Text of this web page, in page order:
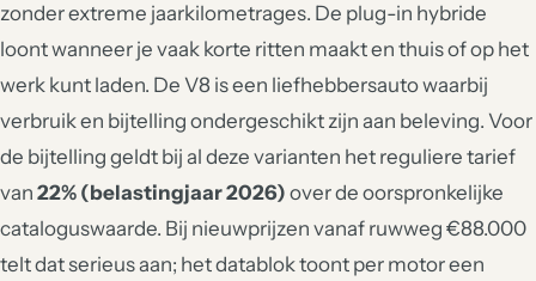
zonder extreme jaarkilometrages. De plug-in hybride
loont wanneer je vaak korte ritten maakt en thuis of op het
werk kunt laden. De V8 is een liefhebbersauto waarbij
verbruik en bijtelling ondergeschikt zijn aan beleving. Voor
de bijtelling geldt bij al deze varianten het reguliere tarief
van 22% (belastingjaar 2026) over de oorspronkelijke
cataloguswaarde. Bij nieuwprijzen vanaf ruwweg €88.000
telt dat serieus aan; het datablok toont per motor een